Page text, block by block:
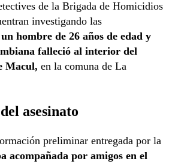
de la Brigada de Homicidios
investigando las
un hombre de 26 años de edad y
falleció al interior del
Macul, en la comuna de La
asesinato
preliminar entregada por la
acompañada por amigos en el